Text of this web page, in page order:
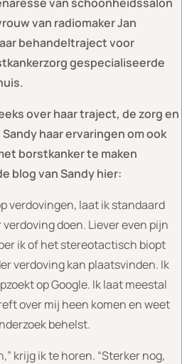
van radiomaker Jan
behandeltraject voor
gespecialiseerde
over haar traject, de zorg en
haar ervaringen om ook
borstkanker te maken
blog van Sandy hier:
verdovingen, laat ik standaard
doen. Liever even pijn
ik of het stereotactisch biopt
verdoving kan plaatsvinden. Ik
op Google. Ik laat meestal
over mij heen komen en weet
behelst.
krijg ik te horen. “Sterker nog,